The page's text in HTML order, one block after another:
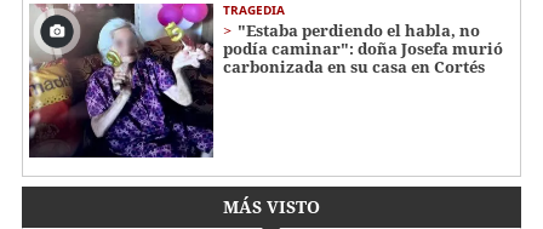
TRAGEDIA
"Estaba perdiendo el habla, no
podía caminar": doña Josefa murió
carbonizada en su casa en Cortés
MÁS VISTO